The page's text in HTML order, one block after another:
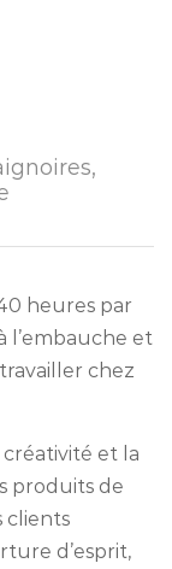
heures par
l’embauche et
chez
créativité et la
produits de
clients
d’esprit,